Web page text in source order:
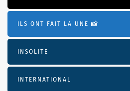
ILS ONT FAIT LA UNE 📸
INSOLITE
INTERNATIONAL